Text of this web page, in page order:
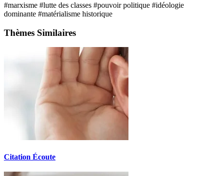
#marxisme #lutte des classes #pouvoir politique #idéologie
dominante #matérialisme historique
Thèmes Similaires
Citation Écoute